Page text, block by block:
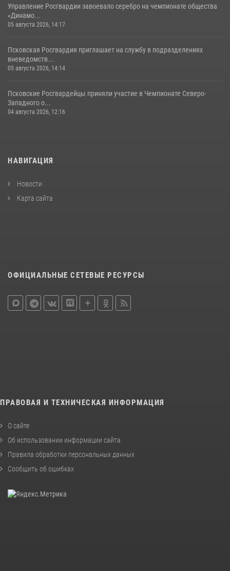
Управление Росгвардии завоевало серебро на чемпионате общества
«Динамо...
05 августа 2026, 14:17
Псковская Росгвардия приглашает на службу в подразделениях
вневедомств...
05 августа 2026, 14:14
Псковские Росгвардейцы приняли участие в Чемпионате Северо-
Западного о...
04 августа 2026, 12:16
НАВИГАЦИЯ
Новости
Карта сайта
ОФИЦИАЛЬНЫЕ СЕТЕВЫЕ РЕСУРСЫ
ПРАВОВАЯ И ТЕХНИЧЕСКАЯ ИНФОРМАЦИЯ
О сайте
Об использовании информации сайта
Правила обработки персональных данных
Сообщить об ошибках